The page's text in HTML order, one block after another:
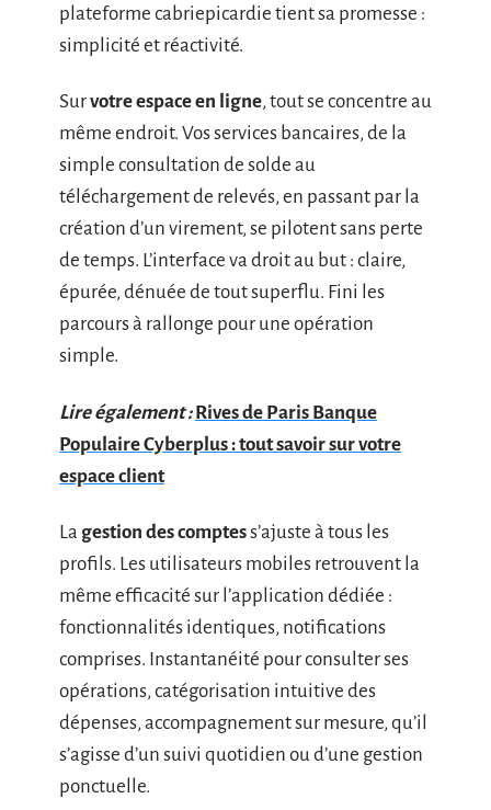
plateforme cabriepicardie tient sa promesse :
simplicité et réactivité.
Survotre espace en ligne, tout se concentre au
même endroit. Vos services bancaires, de la
simple consultation de solde au
téléchargement de relevés, en passant par la
création d’un virement, se pilotent sans perte
de temps. L’interface va droit au but : claire,
épurée, dénuée de tout superflu. Fini les
parcours à rallonge pour une opération
simple.
Lire également : Rives de Paris Banque
Populaire Cyberplus : tout savoir sur votre
espace client
La gestion des comptess’ajuste à tous les
profils. Les utilisateurs mobiles retrouvent la
même efficacité sur l’application dédiée :
fonctionnalités identiques, notifications
comprises. Instantanéité pour consulter ses
opérations, catégorisation intuitive des
dépenses, accompagnement sur mesure, qu’il
s’agisse d’un suivi quotidien ou d’une gestion
ponctuelle.